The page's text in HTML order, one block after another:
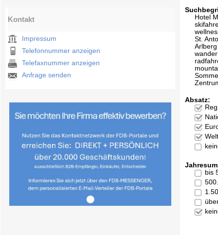
Kontakt
Impressum
Telefonnummer anzeigen
Telefaxnummer anzeigen
Anfrage senden
Hotel
St.
Arlberg
Absatz:
bis